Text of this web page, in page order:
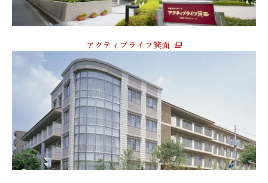
アクティブライフ箕面